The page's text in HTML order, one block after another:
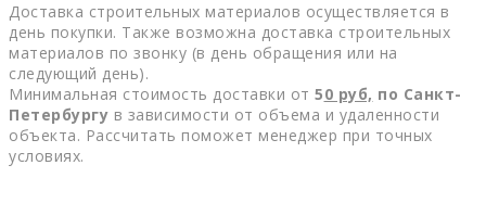
Доставка строительных материалов осуществляется в
день покупки. Также возможна доставка строительных
материалов по звонку (в день обращения или на
следующий день).
Минимальная стоимость доставки от 50 руб, по Санкт-
Петербургу в зависимости от объема и удаленности
объекта. Рассчитать поможет менеджер при точных
условиях.